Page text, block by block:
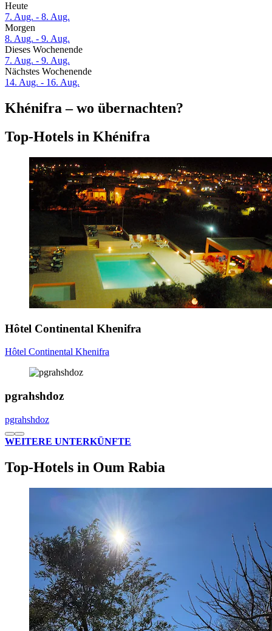
Heute
7. Aug. - 8. Aug.
Morgen
8. Aug. - 9. Aug.
Dieses Wochenende
7. Aug. - 9. Aug.
Nächstes Wochenende
14. Aug. - 16. Aug.
Khénifra – wo übernachten?
Top-Hotels in Khénifra
Hôtel Continental Khenifra
Hôtel Continental Khenifra
pgrahshdoz
pgrahshdoz
WEITERE UNTERKÜNFTE
Top-Hotels in Oum Rabia